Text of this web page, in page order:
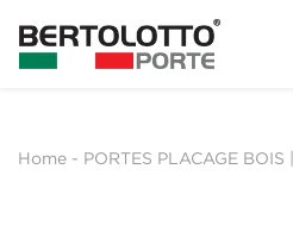
Home - PORTES PLACAGE